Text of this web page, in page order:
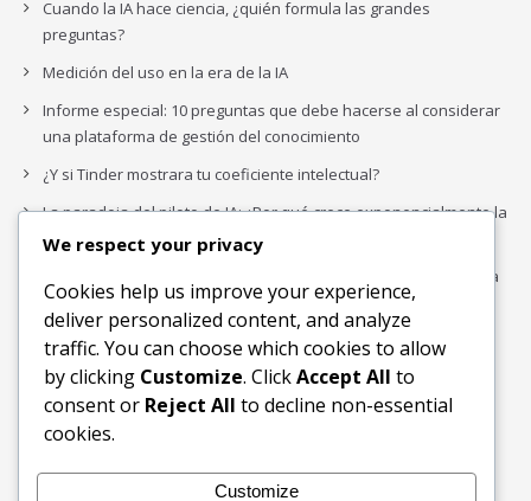
Cuando la IA hace ciencia, ¿quién formula las grandes
preguntas?
Medición del uso en la era de la IA
Informe especial: 10 preguntas que debe hacerse al considerar
una plataforma de gestión del conocimiento
¿Y si Tinder mostrara tu coeficiente intelectual?
La paradoja del piloto de IA: ¿Por qué crece exponencialmente la
complejidad de la IA empresarial?
Los organigramas de marketing se crearon para los canales. La
IA acaba de dejarlos obsoletos.
Buscar
Buscar
We respect your privacy
Cookies help us improve your experience,
deliver personalized content, and analyze
traffic. You can choose which cookies to allow
by clicking Customize. ClickAccept All to
consent or Reject All to decline non-essential
cookies.
Customize